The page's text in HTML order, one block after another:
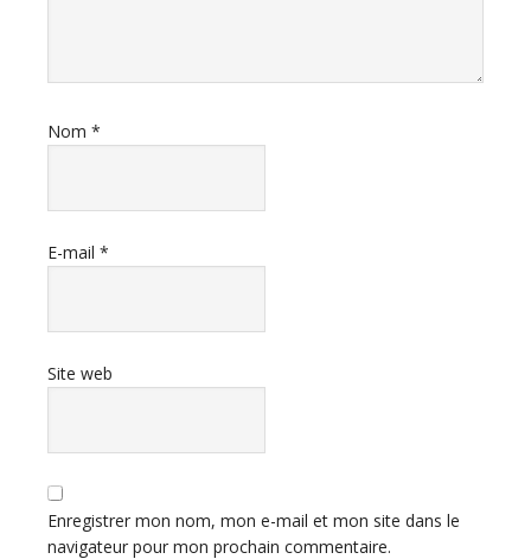
Nom *
E-mail *
Site web
Enregistrer mon nom, mon e-mail et mon site dans le
navigateur pour mon prochain commentaire.